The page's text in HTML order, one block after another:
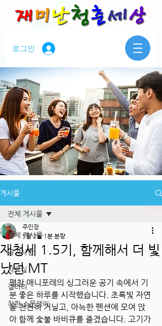
로그인
게시물
전체 게시물
공지사항
자료실
갤러리
착한 소문쟁이
전체 게시물
재청세 1.5기, 함께해서 더 빛
났던 MT
주인장
5월 2일 1분 분량
평창 애니포레의 싱그러운 공기 속에서 기
분 좋은 하루를 시작했습니다. 초록빛 자연
을 천천히 거닐고, 아늑한 펜션에 모여 앉
아 함께 숯불 바비큐를 즐겼습니다. 고기가